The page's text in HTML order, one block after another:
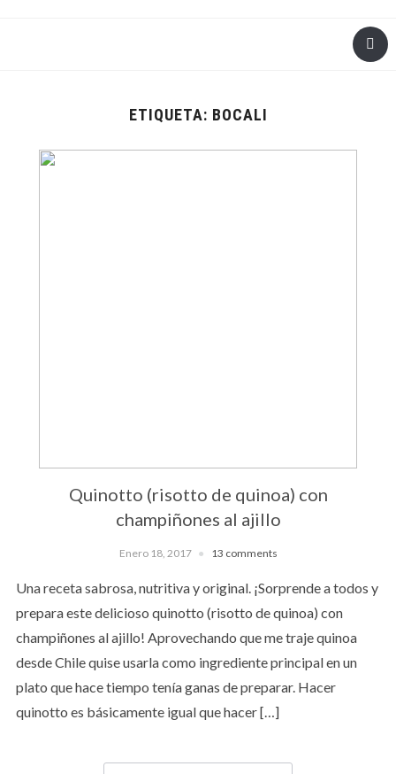
ETIQUETA: BOCALI
Quinotto (risotto de quinoa) con
champiñones al ajillo
Enero 18, 2017 13 comments
Una receta sabrosa, nutritiva y original. ¡Sorprende a todos y
prepara este delicioso quinotto (risotto de quinoa) con
champiñones al ajillo! Aprovechando que me traje quinoa
desde Chile quise usarla como ingrediente principal en un
plato que hace tiempo tenía ganas de preparar. Hacer
quinotto es básicamente igual que hacer […]